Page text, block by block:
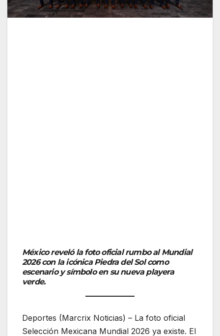
México reveló la foto oficial rumbo al Mundial
2026 con la icónica Piedra del Sol como
escenario y símbolo en su nueva playera
verde.
Deportes (Marcrix Noticias) – La foto oficial
Selección Mexicana Mundial 2026 ya existe. El